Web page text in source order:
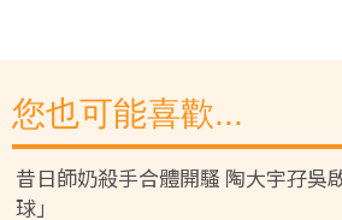
您也可能喜歡...
昔日師奶殺手合體開騷 陶大宇孖吳
球」